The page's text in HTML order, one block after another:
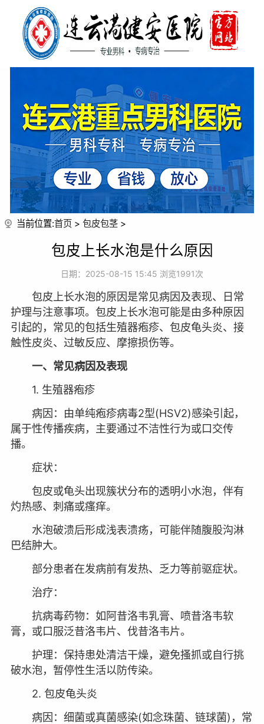
当前位置:首页 > 包皮包茎 >
包皮上长水泡是什么原因
日期：2025-08-15 15:45 浏览1991次
包皮上长水泡的原因是常见病因及表现、日常
护理与注意事项。包皮上长水泡可能是由多种原因
引起的，常见的包括生殖器疱疹、包皮龟头炎、接
触性皮炎、过敏反应、摩擦损伤等。
一、常见病因及表现
1. 生殖器疱疹
病因：由单纯疱疹病毒2型(HSV2)感染引起，
属于性传播疾病，主要通过不洁性行为或口交传
播。
症状：
包皮或龟头出现簇状分布的透明小水泡，伴有
灼热感、刺痛或瘙痒。
水泡破溃后形成浅表溃疡，可能伴随腹股沟淋
巴结肿大。
部分患者在发病前有发热、乏力等前驱症状。
治疗：
抗病毒药物：如阿昔洛韦乳膏、喷昔洛韦软
膏，或口服泛昔洛韦片、伐昔洛韦片。
护理：保持患处清洁干燥，避免搔抓或自行挑
破水泡，暂停性生活以防传染。
2. 包皮龟头炎
病因：细菌或真菌感染(如念珠菌、链球菌)，常